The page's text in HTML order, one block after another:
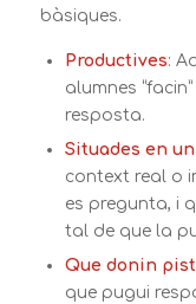
bàsiques.
Productives:
alumnes
resposta.
Situades en
context real o
es pregunta, i
tal de que la
Que donin
que pugui